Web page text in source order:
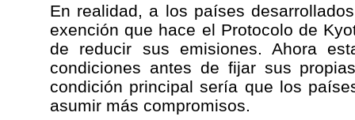
En realidad, a los países
exención que hace el Protocolo de
de reducir sus emisiones. Ahora
condiciones antes de fijar sus
condición principal sería que los
asumir más compromisos.